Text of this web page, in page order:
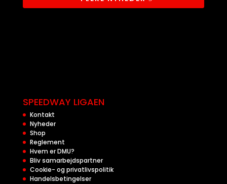
SPEEDWAY LIGAEN
Kontakt
Nyheder
Shop
Reglement
Hvem er DMU?
Bliv samarbejdspartner
Cookie- og privatlivspolitik
Handelsbetingelser